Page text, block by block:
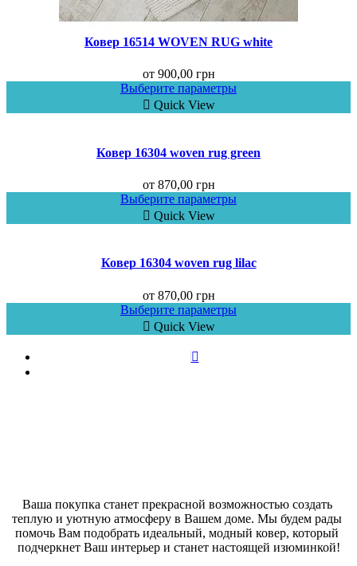
Ковер 16514 WOVEN RUG white
от 900,00 грн
Выберите параметры
Quick View
Ковер 16304 woven rug green
от 870,00 грн
Выберите параметры
Quick View
Ковер 16304 woven rug lilac
от 870,00 грн
Выберите параметры
Quick View
Ваша покупка станет прекрасной возможностью создать
теплую и уютную атмосферу в Вашем доме. Мы будем рады
помочь Вам подобрать идеальный, модный ковер, который
подчеркнет Ваш интерьер и станет настоящей изюминкой!